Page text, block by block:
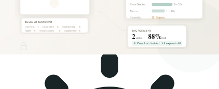
"das Passwort finden Sie in meiner separaten E-Mail" —
verzögert das Engagement eher, als es zu fördern.